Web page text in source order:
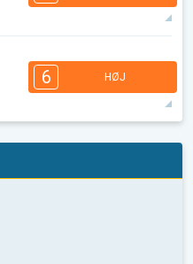
14:00
20.04 36°
14:00
3
20.03 37°max
6 HØJ
3